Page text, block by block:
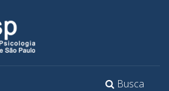
Toggle
Busca